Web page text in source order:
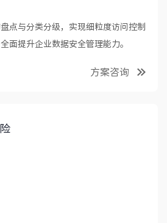
点与分类分级，实现细粒度访问控制
面提升企业数据安全管理能力。
方案咨询